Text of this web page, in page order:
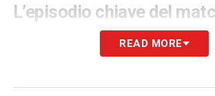
L’episodio chiave del
L’arbitro Giua consulta il
possibile fuorigioco. Dopo
READ MORE